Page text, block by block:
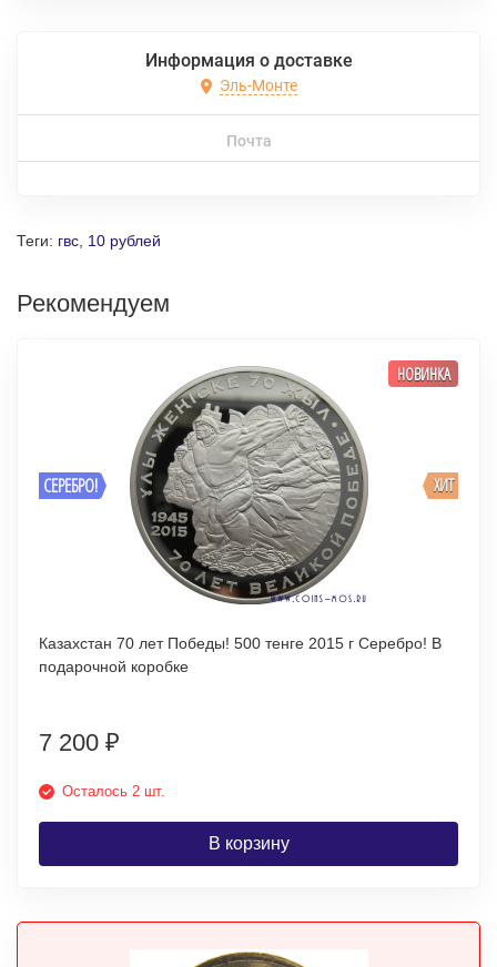
Информация о доставке
Эль-Монте
Почта
Теги: гвс 10 рублей
Рекомендуем
СЕРЕБРО! ХИТ
НОВИНКА
Казахстан 70 лет Победы! 500 тенге 2015 г Серебро! В
подарочной коробке
7 200 ₽
Осталось 2 шт.
В корзину